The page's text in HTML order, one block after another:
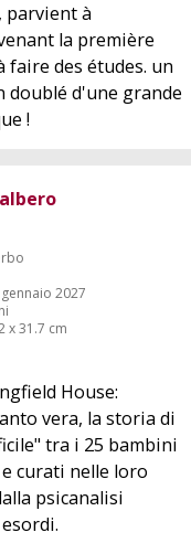
parvient à
la première
faire des études. un
doublé d'une grande
!
2027
x 31.7 cm
House:
vera, la storia di
tra i 25 bambini
curati nelle loro
psicanalisi